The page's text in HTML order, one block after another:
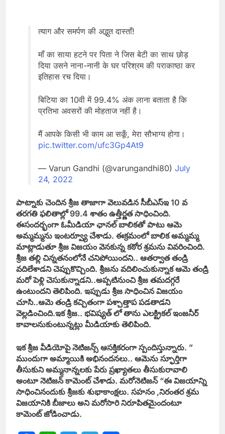
त्याग और समर्पण की अद्भुत दास्ताँ!
माँ का साया हटने पर पिता ने जिस बेटी का साथ छोड़
दिया उसने नाना-नानी के घर परिश्रम की पराकाष्ठा कर
इतिहास रच दिया।
बिटिया का 10वी में 99.4% अंक लाना बताता है कि
प्रतिभा अवसरों की मोहताज नहीं है।
मैं आपके किसी भी काम आ सकूँ, मेरा सौभाग्य होगा।
pic.twitter.com/ufc3Gp4At9
— Varun Gandhi (@varungandhi80) July
24, 2022
పాట్నాకు చెందిన శ్రీజ తాజాగా వెలువడిన సీబీఎస్ఇ 10 వ
తరగతి ఫలితాల్లో 99.4 శాతం ఉత్తీర్ణత సాధించింది.
ఈసందర్భంగా ఓమీడియా ఛానల్ బాలికతో పాటు ఆమె
అమ్మమ్మను ఇంటర్వ్యూ చేశాడు. ఈక్రమంలో బాలిక అమ్మమ్మ
మాట్లాడుతూ శ్రీజ విజయం వెనకున్న కఠోర శ్రమను వివరించింది.
శ్రీజ తల్లి చిన్నతనంలోనే చనిపోయిందని.. ఆతర్వాత తండ్రి
వదిలేశాడని చెప్పుకొచ్చింది. శ్రీజను వదిలించుకున్నాక ఆమె తండ్రి
మరో పెళ్లి చెసుకున్నాడని..అప్పటినుంచి శ్రీజ తమదగ్గరే
ఉంటుందని తెలిపింది. ఇప్పుడు శ్రీజ సాధించిన విజయం
చూసి..ఆమె తండ్రి కచ్చితంగా పశ్చాత్తాప పడతాడని
వెల్లడించింది.ఇక శ్రీజ.. భవిష్యత్ లో తాను ఎలక్ట్రికల్ ఇంజనీర్
కావాలనుకుంటున్నట్లు మీడియాకు తెలిపింది.
ఇక శ్రీజ వీడియోపై నెటిజన్స్ ఆసక్తికరంగా స్పందిస్తున్నారు. ”
ముందుగా అమ్మాయికి అభినందనలు.. ఆమెను స్ఫూర్తిగా
తీసుకుని అమ్మనాన్నలకు పేరు ప్రఖ్యాతలు తీసుకురావాలి
అంటూ నెటిజన్ కామెంట్ చేశాడు. మరోనెటిజన్ “ఈ విజయాన్ని
సాధించినందుకు శ్రీజకు శుభాకాంక్షలు. సహనం ,నిరంతర శ్రమ
విజయానికి బీజాలు అని మరోసారి నిరూపితమైందంటూ
కామెంట్ జోడించాడు.